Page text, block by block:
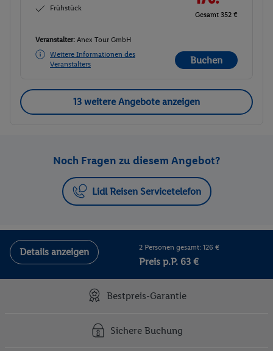
Frühstück
Gesamt 352 €
Veranstalter: Anex Tour GmbH
Weitere Informationen des
Veranstalters
Buchen
13 weitere Angebote anzeigen
Noch Fragen zu diesem Angebot?
Lidl Reisen Servicetelefon
Details anzeigen 2 Personen gesamt: 126 €
Preis p.P. 63 €
Bestpreis-Garantie
Sichere Buchung